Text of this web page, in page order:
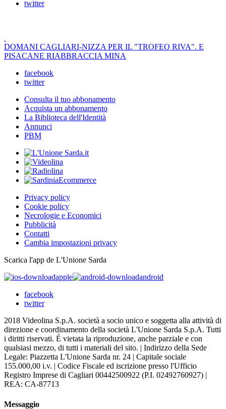
twitter
DOMANI CAGLIARI-NIZZA PER IL "TROFEO RIVA". E
PISACANE RIABBRACCIA MINA
facebook
twitter
Consulta il tuo abbonamento
Acquista un abbonamento
La Biblioteca dell'Identità
Annunci
PBM
Privacy policy
Cookie policy
Necrologie e Economici
Pubblicità
Contatti
Cambia impostazioni privacy
Scarica l'app de L'Unione Sarda
apple
android
facebook
twitter
2018 Videolina S.p.A. società a socio unico e soggetta alla attività di
direzione e coordinamento della società L'Unione Sarda S.p.A. Tutti
i diritti riservati. É vietata la riproduzione, anche parziale e con
qualsiasi mezzo, di tutti i materiali del sito. | Indirizzo della Sede
Legale: Piazzetta L'Unione Sarda nr. 24 | Capitale sociale
155.000,00 i.v. | Codice Fiscale ed iscrizione presso l'Ufficio
Registro Imprese di Cagliari 00442500922 (P.I. 02492760927) |
REA: CA-87713
Messaggio